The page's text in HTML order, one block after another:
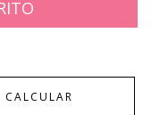
CALCULAR